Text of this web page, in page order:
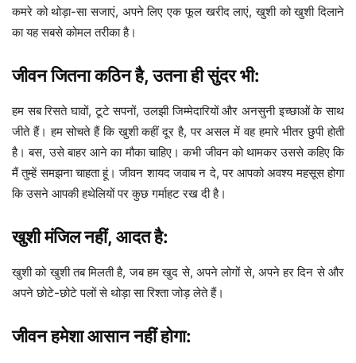
कमरे को थोड़ा-सा सजाएं, अपने लिए एक फूल खरीद लाएं, खुशी को खुशी दिलाने
का यह सबसे कोमल तरीका है।
जीवन जितना कठिन है, उतना ही सुंदर भी:
हम सब रिसते घावों, टूटे सपनों, उलझी जिम्मेदारियों और अनसुनी इच्छाओं के साथ
जीते हैं। हम सोचते हैं कि खुशी कहीं दूर है, पर असल में वह हमारे भीतर छुपी होती
है। बस, उसे बाहर आने का मौका चाहिए। कभी जीवन को थामकर उससे कहिए कि
मैं तुम्हें समझना चाहता हूं। जीवन शायद जवाब न दे, पर आपको अवश्य महसूस होगा
कि उसने आपकी हथेलियों पर कुछ गर्माहट रख दी है।
खुशी मंजिल नहीं, आदत है:
खुशी को खुशी तब मिलती है, जब हम खुद से, अपने लोगों से, अपने हर दिन से और
अपने छोटे-छोटे पलों से थोड़ा सा रिश्ता जोड़ लेते हैं।
जीवन हमेशा आसान नहीं होगा: